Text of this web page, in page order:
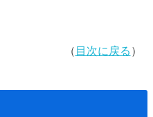
（ 目次に戻る ）